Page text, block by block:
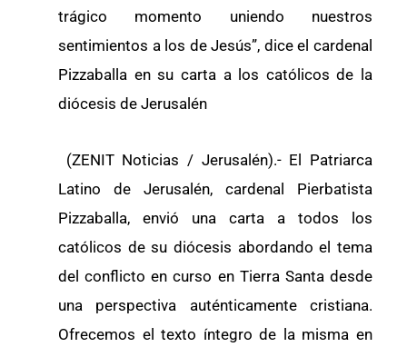
trágico momento uniendo nuestros
sentimientos a los de Jesús”, dice el cardenal
Pizzaballa en su carta a los católicos de la
diócesis de Jerusalén
(ZENIT Noticias / Jerusalén).- El Patriarca
Latino de Jerusalén, cardenal Pierbatista
Pizzaballa, envió una carta a todos los
católicos de su diócesis abordando el tema
del conflicto en curso en Tierra Santa desde
una perspectiva auténticamente cristiana.
Ofrecemos el texto íntegro de la misma en